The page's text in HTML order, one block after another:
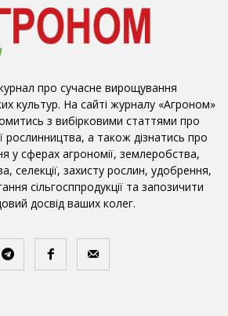
про сучасне вирощування
культур. На сайті журналу «Агроном»
з вибірковими статтями про
рослинництва, а також дізнатись про
у сферах агрономії, землеробства,
селекції, захисту рослин, удобрення,
сільгосппродукції та запозичити
досвід ваших колег.